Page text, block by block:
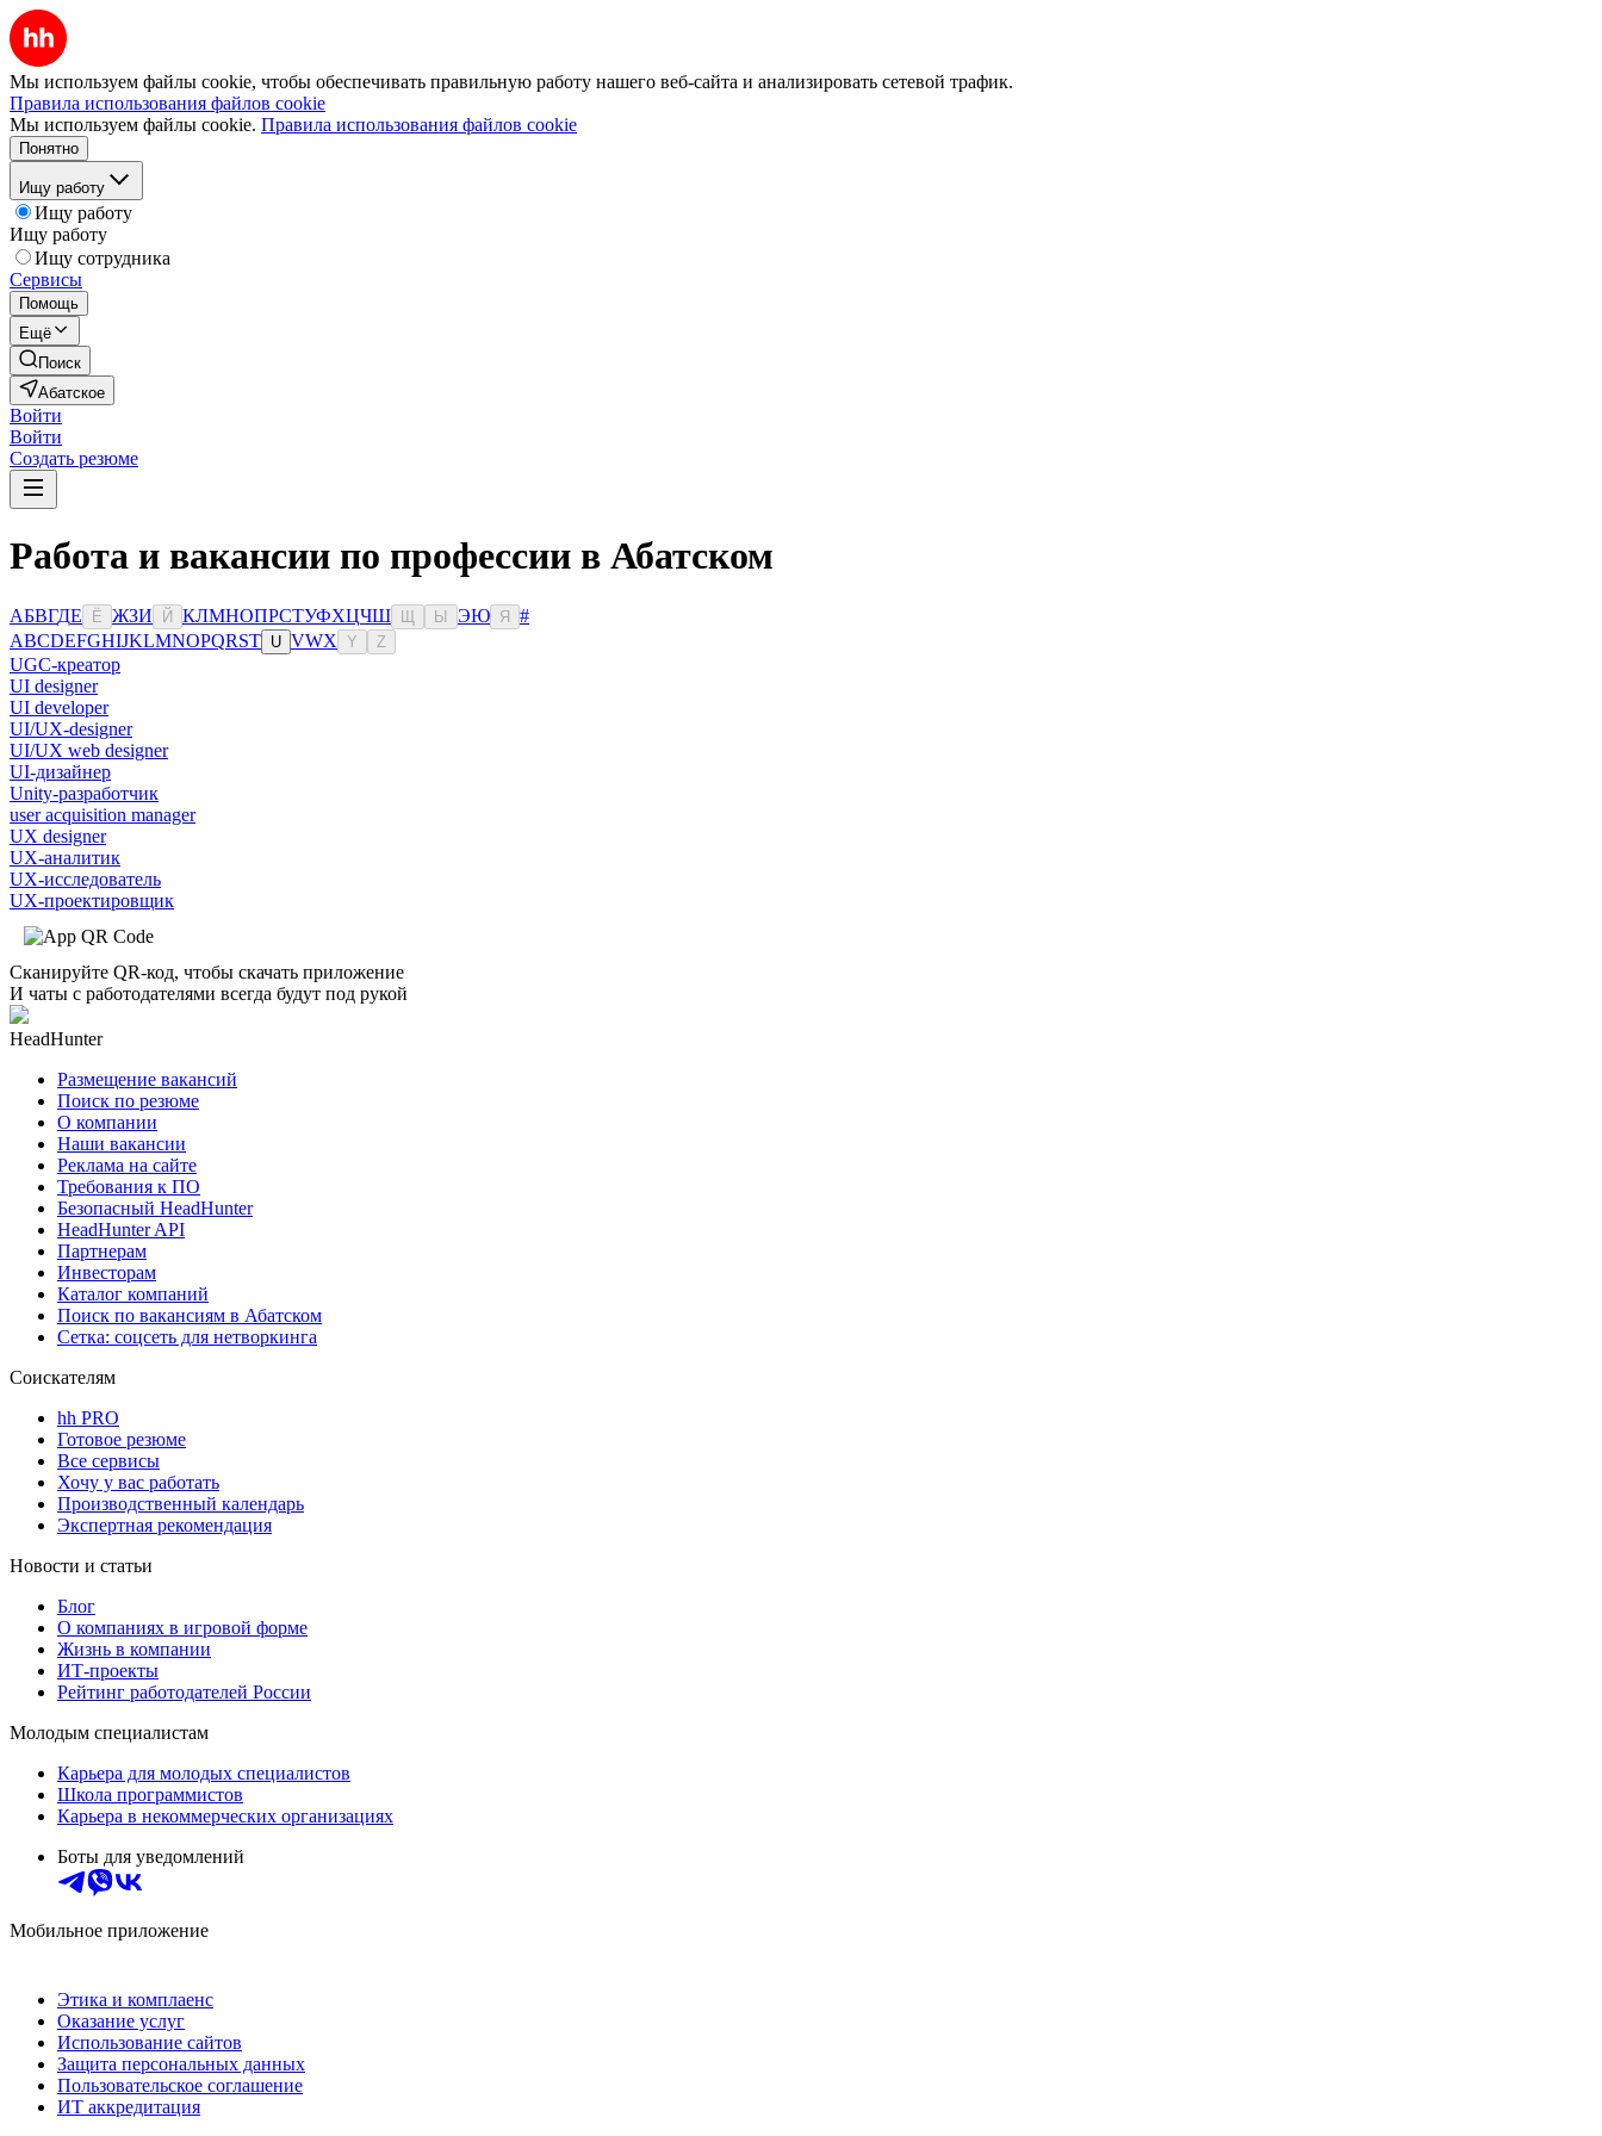
Мы используем файлы cookie, чтобы обеспечивать правильную работу нашего веб-сайта и анализировать сетевой трафик.
Правила использования файлов cookie
Мы используем файлы cookie. Правила использования файлов cookie
Понятно
Ищу работу
Ищу работу
Ищу работу
Ищу сотрудника
Сервисы
Помощь
Ещё
Поиск
Абатское
Войти
Войти
Создать резюме
Работа и вакансии по профессии в Абатском
АБВГДЕ Ё ЖЗИ Й КЛМНОПРСТУФХЦЧШ Ы ЭЮ Я
#
ABCDEFGHIJKLMNOPQRST U VWX Y Z
UGC-креатор
UI designer
UI developer
UI/UX-designer
UI/UX web designer
UI-дизайнер
Unity-разработчик
user acquisition manager
UX designer
UX-аналитик
UX-исследователь
UX-проектировщик
Сканируйте QR-код, чтобы скачать приложение
И чаты с работодателями всегда будут под рукой
HeadHunter
Размещение вакансий
Поиск по резюме
О компании
Наши вакансии
Реклама на сайте
Требования к ПО
Безопасный HeadHunter
HeadHunter API
Партнерам
Инвесторам
Каталог компаний
Поиск по вакансиям в Абатском
Сетка: соцсеть для нетворкинга
Соискателям
hh PRO
Готовое резюме
Все сервисы
Хочу у вас работать
Производственный календарь
Экспертная рекомендация
Новости и статьи
Блог
О компаниях в игровой форме
Жизнь в компании
ИТ-проекты
Рейтинг работодателей России
Молодым специалистам
Карьера для молодых специалистов
Школа программистов
Карьера в некоммерческих организациях
Боты для уведомлений
Мобильное приложение
Этика и комплаенс
Оказание услуг
Использование сайтов
Защита персональных данных
Пользовательское соглашение
ИТ аккредитация